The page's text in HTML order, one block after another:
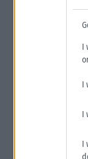
I
I
I
I